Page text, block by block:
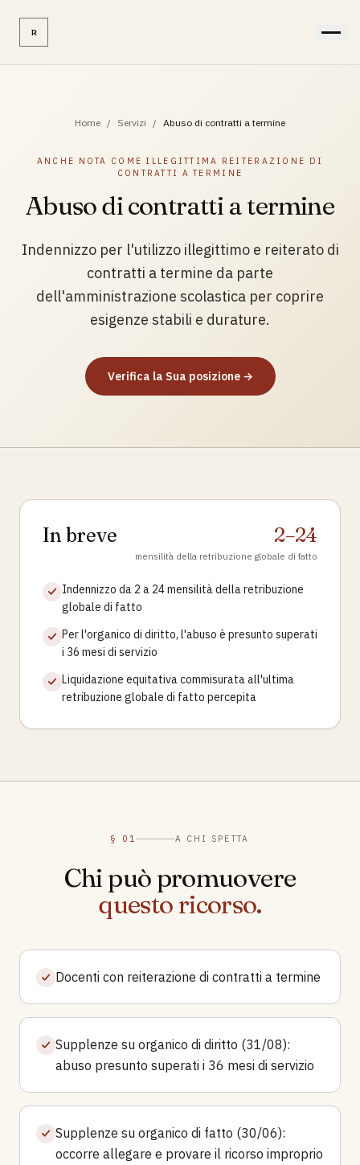
R
Home / Servizi / Abuso di contratti a termine
ANCHE NOTA COME ILLEGITTIMA REITERAZIONE DI
CONTRATTI A TERMINE
Abuso di contratti a termine
Indennizzo per l'utilizzo illegittimo e reiterato di
contratti a termine da parte
dell'amministrazione scolastica per coprire
esigenze stabili e durature.
Verifica la Sua posizione →
In breve 2–24
mensilità della retribuzione globale di fatto
Indennizzo da 2 a 24 mensilità della retribuzione
globale di fatto
Per l'organico di diritto, l'abuso è presunto superati
i 36 mesi di servizio
Liquidazione equitativa commisurata all'ultima
retribuzione globale di fatto percepita
§ 01 A CHI SPETTA
Chi può promuovere
questo ricorso.
Docenti con reiterazione di contratti a termine
Supplenze su organico di diritto (31/08):
abuso presunto superati i 36 mesi di servizio
Supplenze su organico di fatto (30/06):
occorre allegare e provare il ricorso improprio